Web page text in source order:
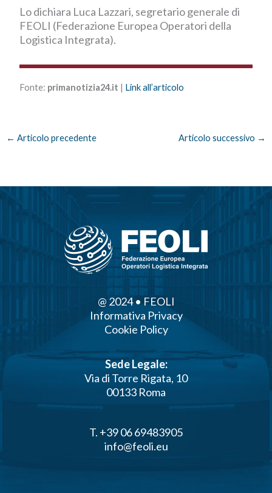
Lo dichiara Luca Lazzari, segretario generale di
FEOLI (Federazione Europea Operatori della
Logistica Integrata).
Fonte: primanotizia24.it | Link all’articolo
← Articolo precedente Articolo successivo →
@ 2024 • FEOLI
Informativa Privacy
Cookie Policy
Sede Legale:
Via di Torre Rigata, 10
00133 Roma
T. +39 06 69483905
info@feoli.eu